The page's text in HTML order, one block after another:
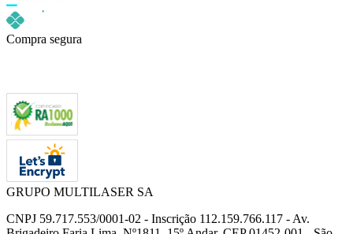
Compra segura
GRUPO MULTILASER SA
CNPJ 59.717.553/0001-02 - Inscrição 112.159.766.117 - Av.